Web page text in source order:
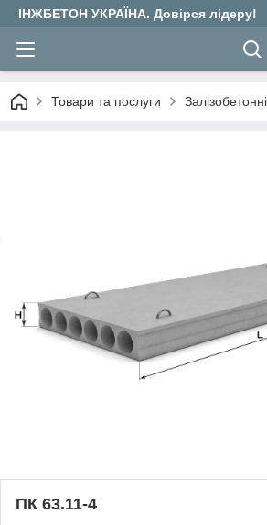
ІНЖБЕТОН УКРАЇНА. Довірся лідеру!
Товари та послуги
ПК 63.11-4